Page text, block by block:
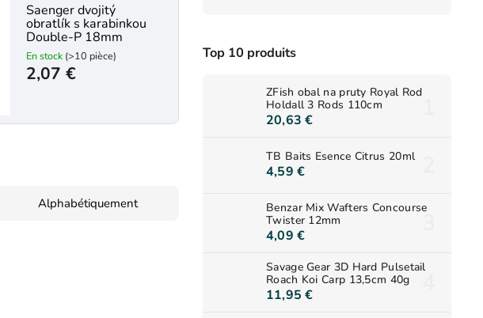
Top 10 produits
ZFish obal na pruty Royal Rod
Holdall 3 Rods 110cm
20,63 €
TB Baits Esence Citrus 20ml
4,59 €
Benzar Mix Wafters Concourse
Twister 12mm
4,09 €
Savage Gear 3D Hard Pulsetail
Roach Koi Carp 13,5cm 40g
11,95 €
Saenger dvojitý
obratlík s karabinkou
Double-P 18mm
En stock (>10 pièce)
2,07 €
Alphabétiquement